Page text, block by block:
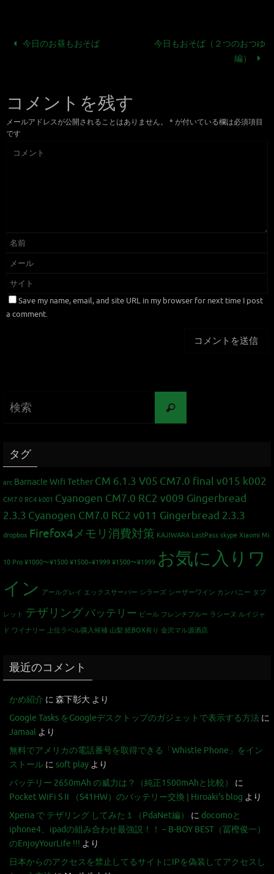
今日のお昼もおそば
今日もおそば（２つのおつゆ
編）
コメントを残す
メールアドレスが公開されることはありません。 * が付いている欄は必須項目
です
Save my name, email, and site URL in my browser for next time I post
a comment.
タグ
arc Barnacle Wifi Tether CM 6.1.3 V05 CM7.0 final v015 k002
CM7.0 RC4 k001 Cyanogen CM7.0 RC2 v009 Gingerbread
2.3.3 Cyanogen CM7.0 RC2 v011 Gingerbread 2.3.3
dropbox Firefox4メモリ消費対策 KAJIWARA LastPass skype Xiaomi Mi
10 Pro ¥1000〜¥1500 ¥1500~¥1999 ¥1500〜¥1999 お気に入りワ
イン アールグレイ エックスサーバー シラーズ シーザーワイン カンパニー タブ
レット テザリングバッテリー ビール フレンチブルー ラシーヌ ルイジャ
ド ワイナリー 上位ラベル購入候補 山梨 紙BOX有り 金沢マル源酒店
最近のコメント
かめ紹介 に 森下彰大 より
Google Tasks をGoogleデスクトップのガジェットで表示する方法 に
Jamaal より
無料でアメリカの電話番号を取得できる「Whistle Phone」をイン
ストール に soft play より
バッテリー 2650mAh の威力は？（純正1500mAhと比較）
に
Pocket WiFi S II （S41HW）のバッテリー交換 | Hiroaki's blog より
Xperia で テザリング してみた１（PdaNet編）
に docomoと
iphone4、ipadの組み合わせ最強説！！ – B-BOY BEST（冨樫俊一）
のEnjoyYourLife !!! より
日本からのアクセスを禁止してるサイトにIPを偽装してアクセスし